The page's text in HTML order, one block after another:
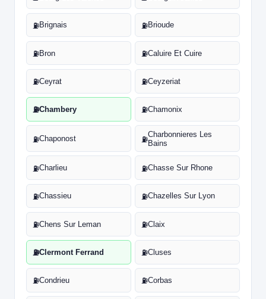
⛽Brignais ⛽Brioude
⛽Bron ⛽Caluire Et Cuire
⛽Ceyrat ⛽Ceyzeriat
⛽Chambery ⛽Chamonix
⛽Chaponost ⛽
Charbonnieres Les
Bains
⛽Charlieu ⛽Chasse Sur Rhone
⛽Chassieu ⛽Chazelles Sur Lyon
⛽Chens Sur Leman ⛽Claix
⛽Clermont Ferrand ⛽Cluses
⛽Condrieu ⛽Corbas